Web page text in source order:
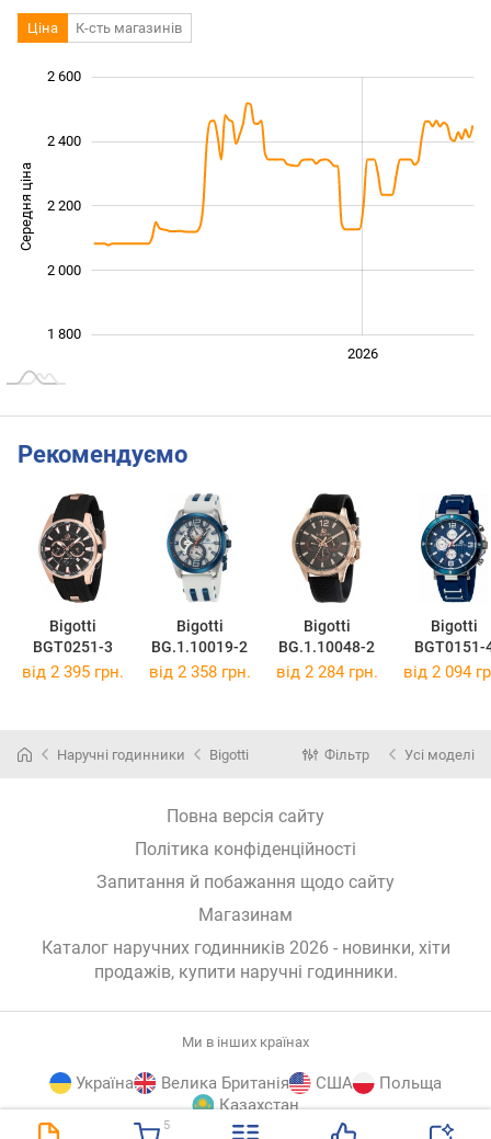
5
Ціна К-сть магазинів
Середня ціна 1 800
1 800
2 000
2 200
2 400
2 600
2026
Рекомендуємо
Bigotti
BGT0251-3
Bigotti
BG.1.10019-2
Bigotti
BG.1.10048-2
Bigotti
BGT0151-
від 2 395 грн. від 2 358 грн. від 2 284 грн. від 2 094
Наручні годинники Bigotti Фільтр Усі моделі
Повна версія сайту
Політика конфіденційності
Запитання й побажання щодо сайту
Магазинам
Каталог наручних годинників 2026 - новинки, хіти
продажів, купити наручні годинники.
Ми в інших країнах
Україна Велика Британія США
Польща
Казахстан